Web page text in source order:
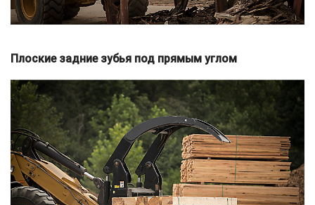
Плоские задние зубья под прямым углом